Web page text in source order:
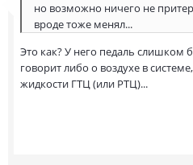
но возможно ничего не
вроде тоже менял...
Это как? У него педаль слишком
говорит либо о воздухе в
жидкости ГТЦ (или РТЦ)...